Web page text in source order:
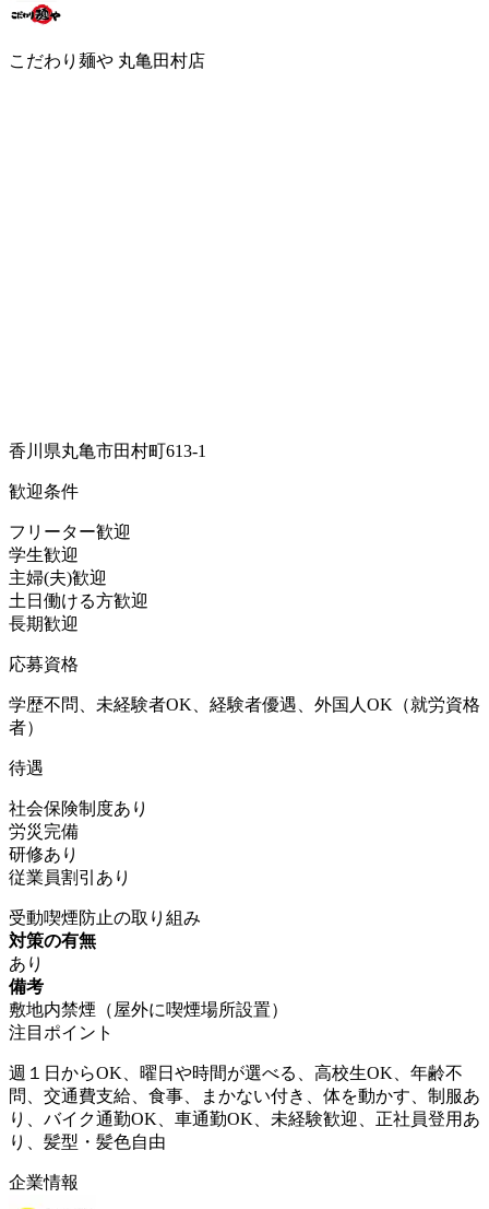
こだわり麺や 丸亀田村店
香川県丸亀市田村町613-1
歓迎条件
フリーター歓迎
学生歓迎
主婦(夫)歓迎
土日働ける方歓迎
長期歓迎
応募資格
学歴不問、未経験者OK、経験者優遇、外国人OK（就労資格
者）
待遇
社会保険制度あり
労災完備
研修あり
従業員割引あり
受動喫煙防止の取り組み
対策の有無
あり
備考
敷地内禁煙（屋外に喫煙場所設置）
注目ポイント
週１日からOK、曜日や時間が選べる、高校生OK、年齢不
問、交通費支給、食事、まかない付き、体を動かす、制服あ
り、バイク通勤OK、車通勤OK、未経験歓迎、正社員登用あ
り、髪型・髪色自由
企業情報